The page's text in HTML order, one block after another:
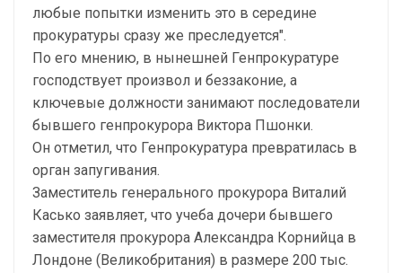
любые попытки изменить это в середине
прокуратуры сразу же преследуется".
По его мнению, в нынешней Генпрокуратуре
господствует произвол и беззаконие, а
ключевые должности занимают последователи
бывшего генпрокурора Виктора Пшонки.
Он отметил, что Генпрокуратура превратилась в
орган запугивания.
Заместитель генерального прокурора Виталий
Касько заявляет, что учеба дочери бывшего
заместителя прокурора Александра Корнийца в
Лондоне (Великобритания) в размере 200 тыс.